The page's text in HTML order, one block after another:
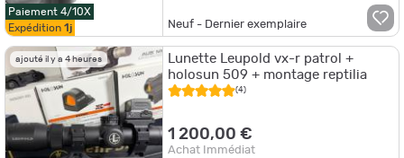
Paiement 4/10X
Expédition 1j Neuf - Dernier exemplaire
ajouté il y a 4 heures
Lunette Leupold vx-r patrol +
holosun 509 + montage reptilia
(4)
1 200,00 €
Achat Immédiat